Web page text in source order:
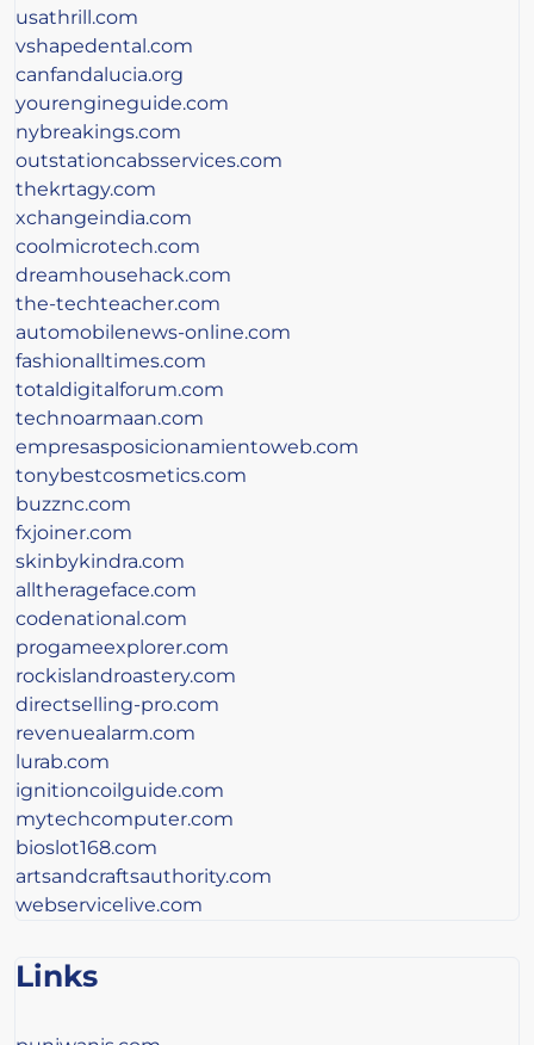
usathrill.com
vshapedental.com
canfandalucia.org
yourengineguide.com
nybreakings.com
outstationcabsservices.com
thekrtagy.com
xchangeindia.com
coolmicrotech.com
dreamhousehack.com
the-techteacher.com
automobilenews-online.com
fashionalltimes.com
totaldigitalforum.com
technoarmaan.com
empresasposicionamientoweb.com
tonybestcosmetics.com
buzznc.com
fxjoiner.com
skinbykindra.com
alltherageface.com
codenational.com
progameexplorer.com
rockislandroastery.com
directselling-pro.com
revenuealarm.com
lurab.com
ignitioncoilguide.com
mytechcomputer.com
bioslot168.com
artsandcraftsauthority.com
webservicelive.com
Links